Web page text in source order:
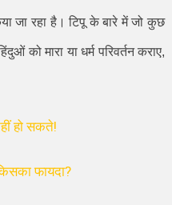
जा रहा है। टिपू के बारे में जो कुछ
को मारा या धर्म परिवर्तन कराए,
हो सकते!
फायदा?